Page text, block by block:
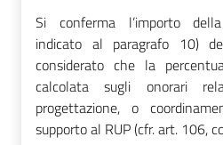
Si conferma l’importo
indicato al paragrafo 10)
considerato che la
calcolata sugli onorari
progettazione, o
supporto al RUP (cfr. art. 106,